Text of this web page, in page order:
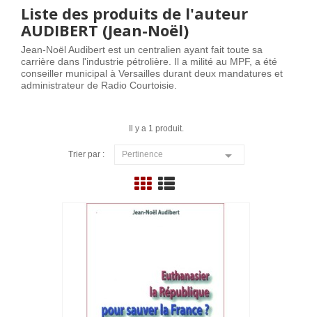
Liste des produits de l'auteur
AUDIBERT (Jean-Noël)
Jean-Noël Audibert est un centralien ayant fait toute sa
carrière dans l'industrie pétrolière. Il a milité au MPF, a été
conseiller municipal à Versailles durant deux mandatures et
administrateur de Radio Courtoisie.
Il y a 1 produit.
Trier par : Pertinence 